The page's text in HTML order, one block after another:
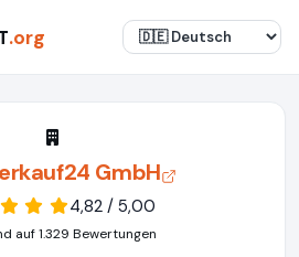
.org
GmbH
4,82 / 5,00
auf 1.329 Bewertungen